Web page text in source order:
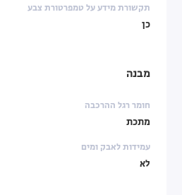
תקשורת מידע על טמפרטורת צבע
כן
מבנה
חומר רגל ההרכבה
מתכת
עמידות לאבק ומים
לא